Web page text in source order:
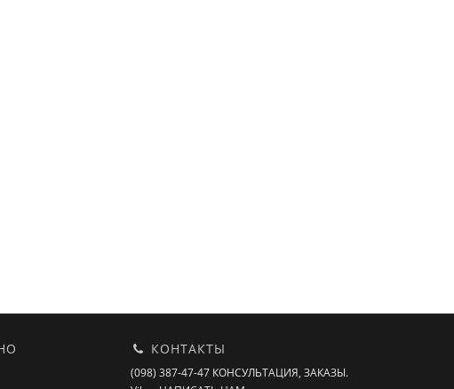
КОНТАКТЫ
(098) 387-47-47 КОНСУЛЬТАЦИЯ, ЗАКАЗЫ.